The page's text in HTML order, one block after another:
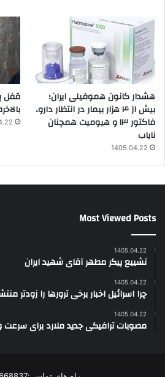
هشدار کانون هموفیلی ایران؛
بیش از ۴ هزار بیمار در انتظار دارو،
فاکتور ۱۳ و هیومیت همچنان
نایاب
1405.04.22
قفل
Most Viewed Posts
1405.04.22
تشییع پیکر مطهر آقای شهید ایران
1405.04.22
چرا اسرائیل اخبار برخی ترورها را زودتر
1405.04.22
مصوبات ترافیکی جدید ملارد برای سرعت